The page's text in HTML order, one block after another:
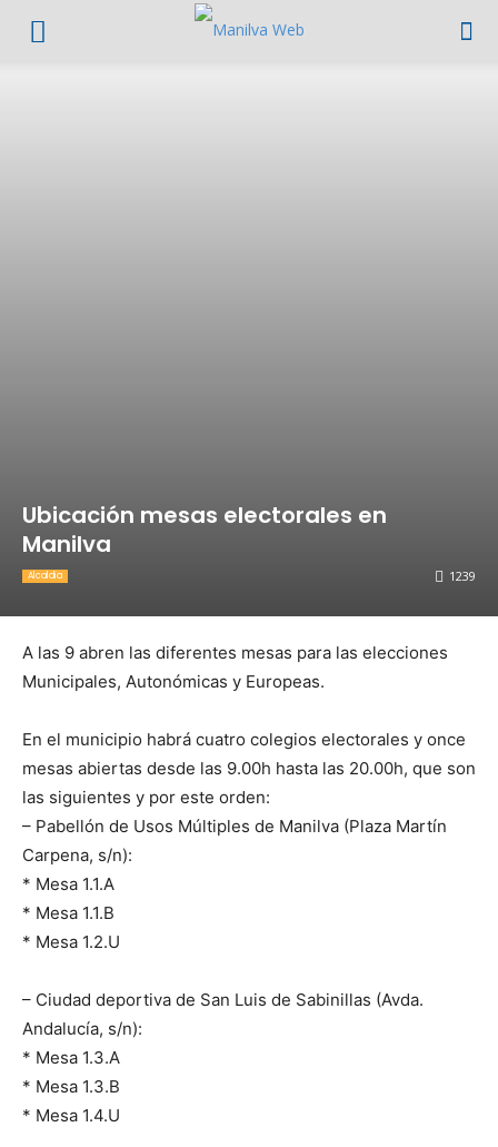
Ubicación mesas electorales en
Manilva
1239
Alcaldia
A las 9 abren las diferentes mesas para las elecciones
Municipales, Autonómicas y Europeas.
En el municipio habrá cuatro colegios electorales y once
mesas abiertas desde las 9.00h hasta las 20.00h, que son
las siguientes y por este orden:
– Pabellón de Usos Múltiples de Manilva (Plaza Martín
Carpena, s/n):
* Mesa 1.1.A
* Mesa 1.1.B
* Mesa 1.2.U
– Ciudad deportiva de San Luis de Sabinillas (Avda.
Andalucía, s/n):
* Mesa 1.3.A
* Mesa 1.3.B
* Mesa 1.4.U